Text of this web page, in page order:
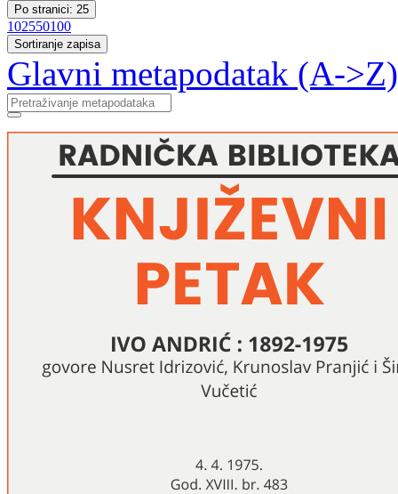
Po stranici: 25
102550100
Sortiranje zapisa
Glavni metapodatak (A->Z)